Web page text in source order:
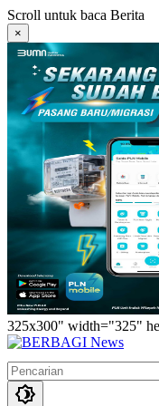
Langsung
ke
konten
Scroll untuk baca Berita
×
325x300" width="325"